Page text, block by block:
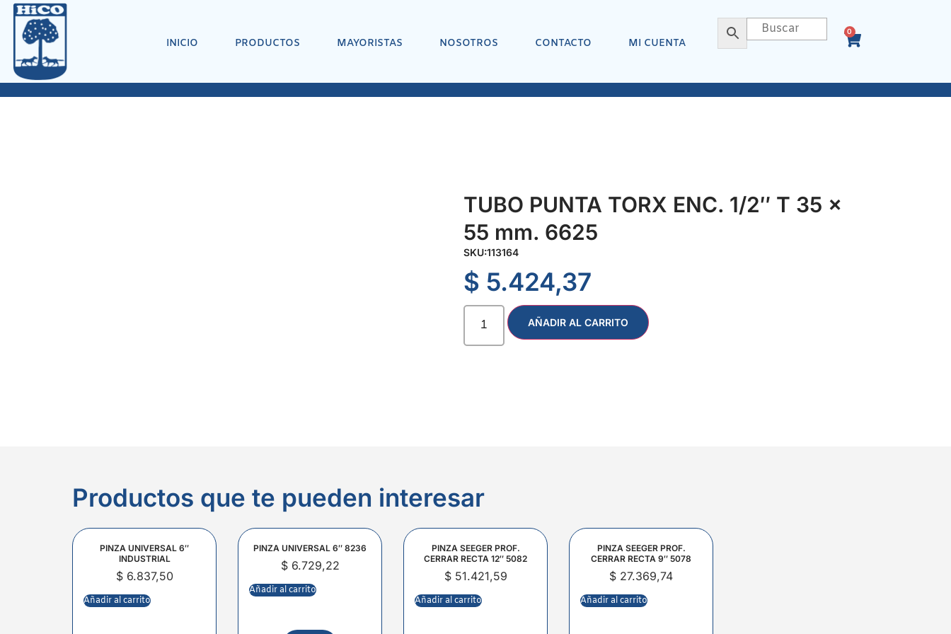
INICIO PRODUCTOS MAYORISTAS NOSOTROS CONTACTO MI CUENTA
0
TUBO PUNTA TORX ENC. 1/2″ T 35 x
55 mm. 6625
SKU:113164
$ 5.424,37
AÑADIR AL CARRITO
Productos que te pueden interesar
PINZA UNIVERSAL 6″
INDUSTRIAL
$6.837,50
Añadir al carrito
PINZA UNIVERSAL 6″ 8236
$6.729,22
Añadir al carrito
PINZA SEEGER PROF.
CERRAR RECTA 12″ 5082
$51.421,59
Añadir al carrito
PINZA SEEGER PROF.
CERRAR RECTA 9″ 5078
$ 27.369,74
Añadir al carrito